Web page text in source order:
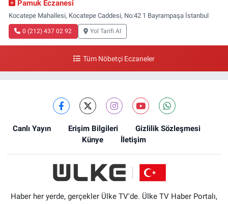
Pamuk Eczanesi
Kocatepe Mahallesi, Kocatepe Caddesi, No:42 1 Bayrampaşa İstanbul
0 (212) 437 02 92 Yol Tarifi Al
Tüm Nöbetçi Eczaneler
Canlı Yayın Erişim Bilgileri
Gizlilik Sözleşmesi
Künye
İletişim
Haber her yerde, gerçekler Ülke TV'de. Ülke TV Haber Portalı,